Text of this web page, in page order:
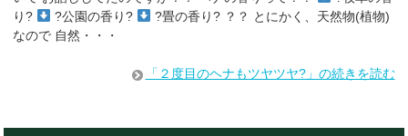
り?
?公園の香り?
?畳の香り? ？？ とにかく、天然物(植物)
なので 自然・・・
「２度目のヘナもツヤツヤ?」の続きを読む